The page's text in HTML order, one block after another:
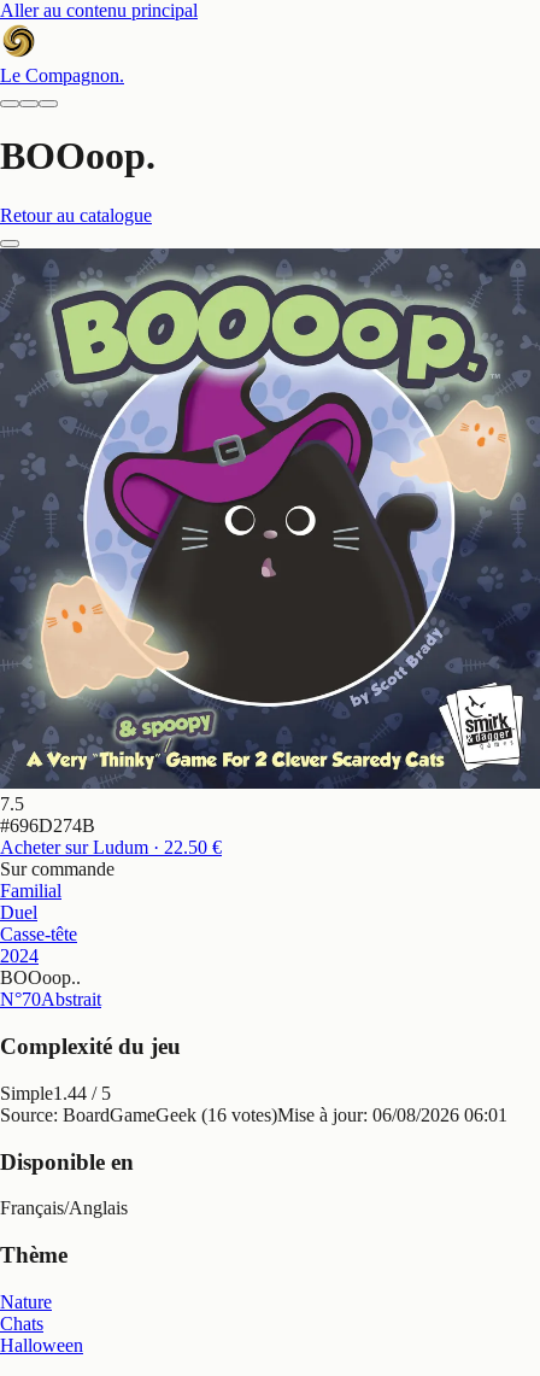
Aller au contenu principal
Le Compagnon.
BOOoop.
Retour au catalogue
7.5
#696D274B
Acheter sur Ludum · 22.50 €
Sur commande
Familial
Duel
Casse-tête
2024
BOOoop..
N°70Abstrait
Complexité du jeu
Simple1.44 / 5
Source: BoardGameGeek (16 votes)Mise à jour: 06/08/2026 06:01
Disponible en
Français/Anglais
Thème
Nature
Chats
Halloween